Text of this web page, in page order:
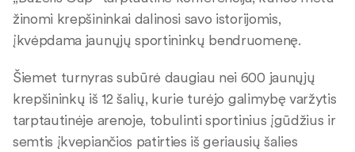
žinomi krepšininkai dalinosi savo istorijomis,
įkvėpdama jaunųjų sportininkų bendruomenę.
Šiemet turnyras subūrė daugiau nei 600 jaunųjų
krepšininkų iš 12 šalių, kurie turėjo galimybę varžytis
tarptautinėje arenoje, tobulinti sportinius įgūdžius ir
semtis įkvepiančios patirties iš geriausių šalies